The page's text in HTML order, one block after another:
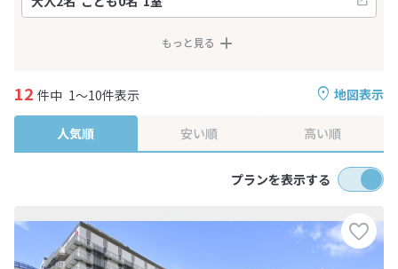
もっと見る
地図表示
12 件中 1～10件表示
人気順 安い順 高い順
プランを表示する